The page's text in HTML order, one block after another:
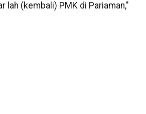
lah (kembali) PMK di Pariaman,"